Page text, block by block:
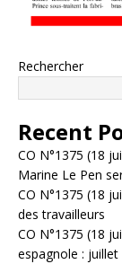
Rechercher
Recent
CO N°1375 (18
Marine Le Pen
CO N°1375 (18
des travailleurs
CO N°1375 (18
espagnole : juillet